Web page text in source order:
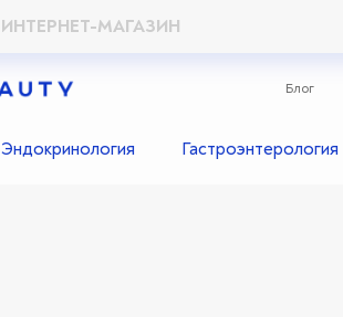
ИНТЕРНЕТ-МАГАЗИН
Блог
Эндокринология Гастроэнтерология